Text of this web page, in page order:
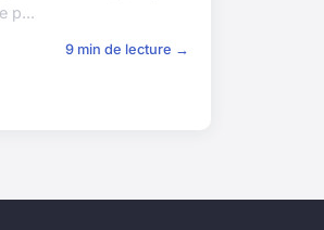
p...
9 min de lecture →